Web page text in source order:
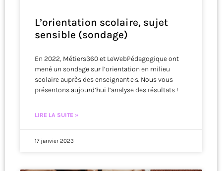
L’orientation scolaire, sujet
sensible (sondage)
En 2022, Métiers360 et LeWebPédagogique ont
mené un sondage sur l’orientation en milieu
scolaire auprès des enseignant·e·s. Nous vous
présentons aujourd’hui l’analyse des résultats !
LIRE LA SUITE »
17 janvier 2023